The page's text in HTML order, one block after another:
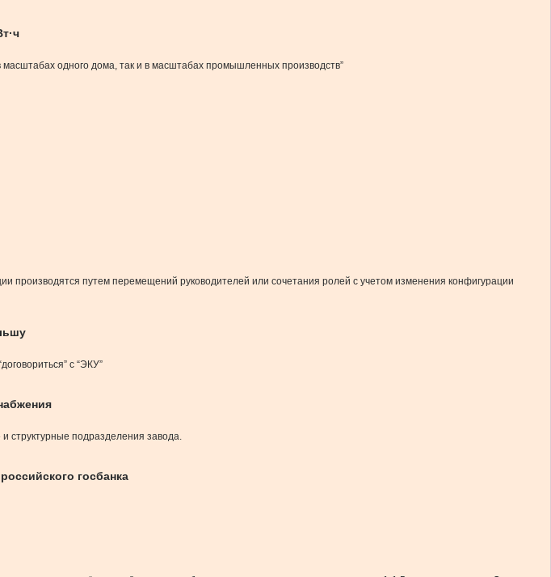
одного дома, так и в масштабах промышленных производств”
производятся путем перемещений руководителей или сочетания ролей с учетом изменения конфигурации
с “ЭКУ”
структурные подразделения завода.
госбанка